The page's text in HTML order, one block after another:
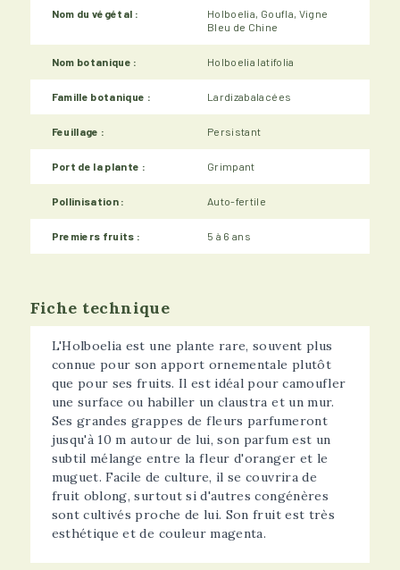
Nom du végétal :
Holboelia, Goufla, Vigne
Bleu de Chine
Nom botanique : Holboelia latifolia
Famille botanique : Lardizabalacées
Feuillage : Persistant
Port de la plante : Grimpant
Pollinisation : Auto-fertile
Premiers fruits : 5 à 6 ans
Fiche technique
L'Holboelia est une plante rare, souvent plus
connue pour son apport ornementale plutôt
que pour ses fruits. Il est idéal pour camoufler
une surface ou habiller un claustra et un mur.
Ses grandes grappes de fleurs parfumeront
jusqu'à 10 m autour de lui, son parfum est un
subtil mélange entre la fleur d'oranger et le
muguet. Facile de culture, il se couvrira de
fruit oblong, surtout si d'autres congénères
sont cultivés proche de lui. Son fruit est très
esthétique et de couleur magenta.